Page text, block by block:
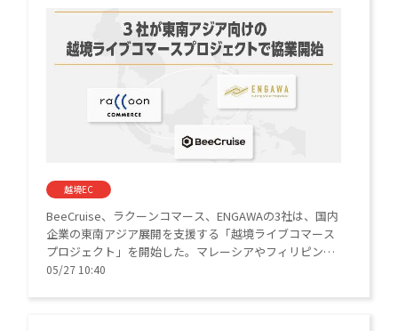
越境EC
BeeCruise、ラクーンコマース、ENGAWAの3社は、国内
企業の東南アジア展開を支援する「越境ライブコマース
プロジェクト」を開始した。マレーシアやフィリピンを
皮切りに、ライブ配信とECを連動して日本商品のファン
05/27 10:40